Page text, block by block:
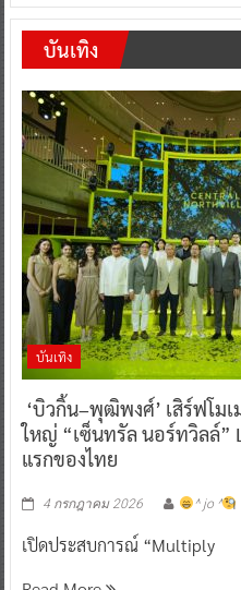
บันเทิง
บันเทิง
‘บิวกิ้น–พุฒิพงศ์’ เสิร์ฟโม
ใหญ่ “เซ็นทรัล นอร์ทวิลล์”
แรกของไทย
4 กรกฎาคม 2026 ^ jo ^
เปิดประสบการณ์ “Multiply